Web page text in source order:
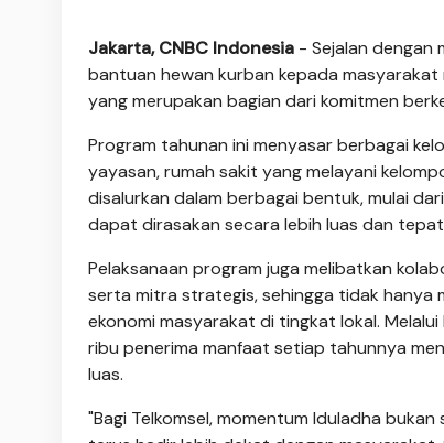
Jakarta, CNBC Indonesia - Sejalan dengan
bantuan hewan kurban kepada masyarakat
yang merupakan bagian dari komitmen
Program tahunan ini menyasar berbagai
yayasan, rumah sakit yang melayani
disalurkan dalam berbagai bentuk, mulai
dapat dirasakan secara lebih luas dan
Pelaksanaan program juga melibatkan
serta mitra strategis, sehingga tidak hanya
ekonomi masyarakat di tingkat lokal.
ribu penerima manfaat setiap tahunnya
luas.
"Bagi Telkomsel, momentum Iduladha